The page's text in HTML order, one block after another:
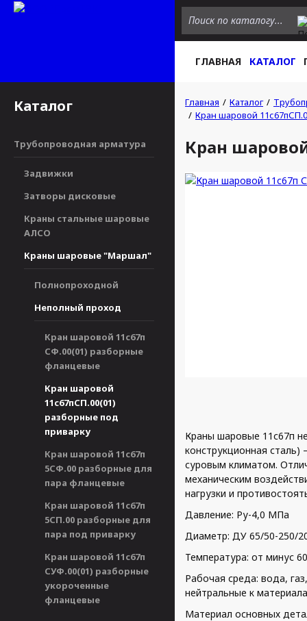
ГЛАВНАЯ КАТАЛОГ
Каталог
Трубопроводная арматура
Задвижки
Затворы дисковые
Краны стальные шаровые
АЛСО
Краны шаровые "Маршал"
Полнопроходной
Неполный проход
Кран шаровой 11с67п
СФ.00(01) разборные
фланцевые
Кран шаровой
11с67пСП.00(01)
разборные под
приварку
Кран шаровой 11с67п
5СФ.00 разборные для
пара фланцевые
Кран шаровой 11с67п
5СП.00 разборные для
пара под приварку
Кран шаровой 11с67п
СУФ.00(01) разборные
укороченные
фланцевые
Главная Каталог
Кран шаровой
Кран
Краны шаровые 11с67п
конструкционная
суровым климатом.
механическим
нагрузки и
Давление: Ру-4,0 МПа
Диаметр: ДУ 65/50-250/
Температура: от минус
Рабочая среда: вода,
нейтральные к
Материал основных